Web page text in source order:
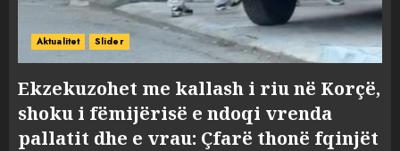
Aktualitet Slider
Ekzekuzohet me kallash i riu në Korçë,
shoku i fëmijërisë e ndoqi vrenda
pallatit dhe e vrau: Çfarë thonë fqinjët